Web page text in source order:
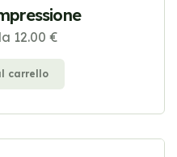
12.00 €
carrello